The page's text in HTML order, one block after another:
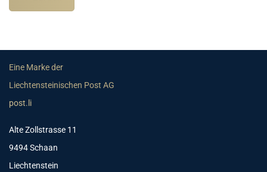
Eine Marke der
Liechtensteinischen Post AG
post.li
Alte Zollstrasse 11
9494 Schaan
Liechtenstein